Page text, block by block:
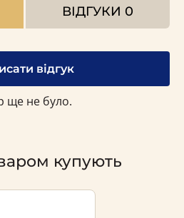
ВІДГУКИ 0
відгук
ще не було.
купують